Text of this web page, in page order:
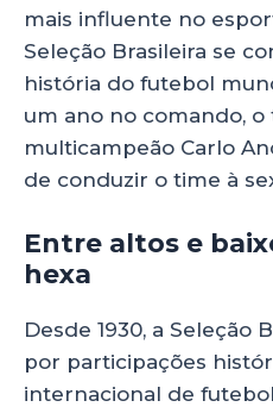
mais influente no
Seleção Brasileira se
história do futebol
um ano no comando,
multicampeão Carlo
de conduzir o time à
Entre altos e
hexa
Desde 1930, a Seleção
por participações
internacional de